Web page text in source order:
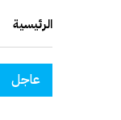
الرئيسية
عاجل